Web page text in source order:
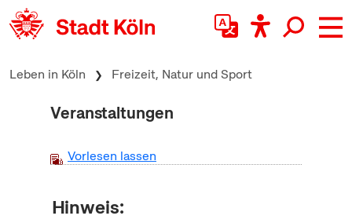
zum Inhalt springen
Leben in Köln Freizeit, Natur und Sport
Veranstaltungen
Vorlesen lassen
Hinweis: